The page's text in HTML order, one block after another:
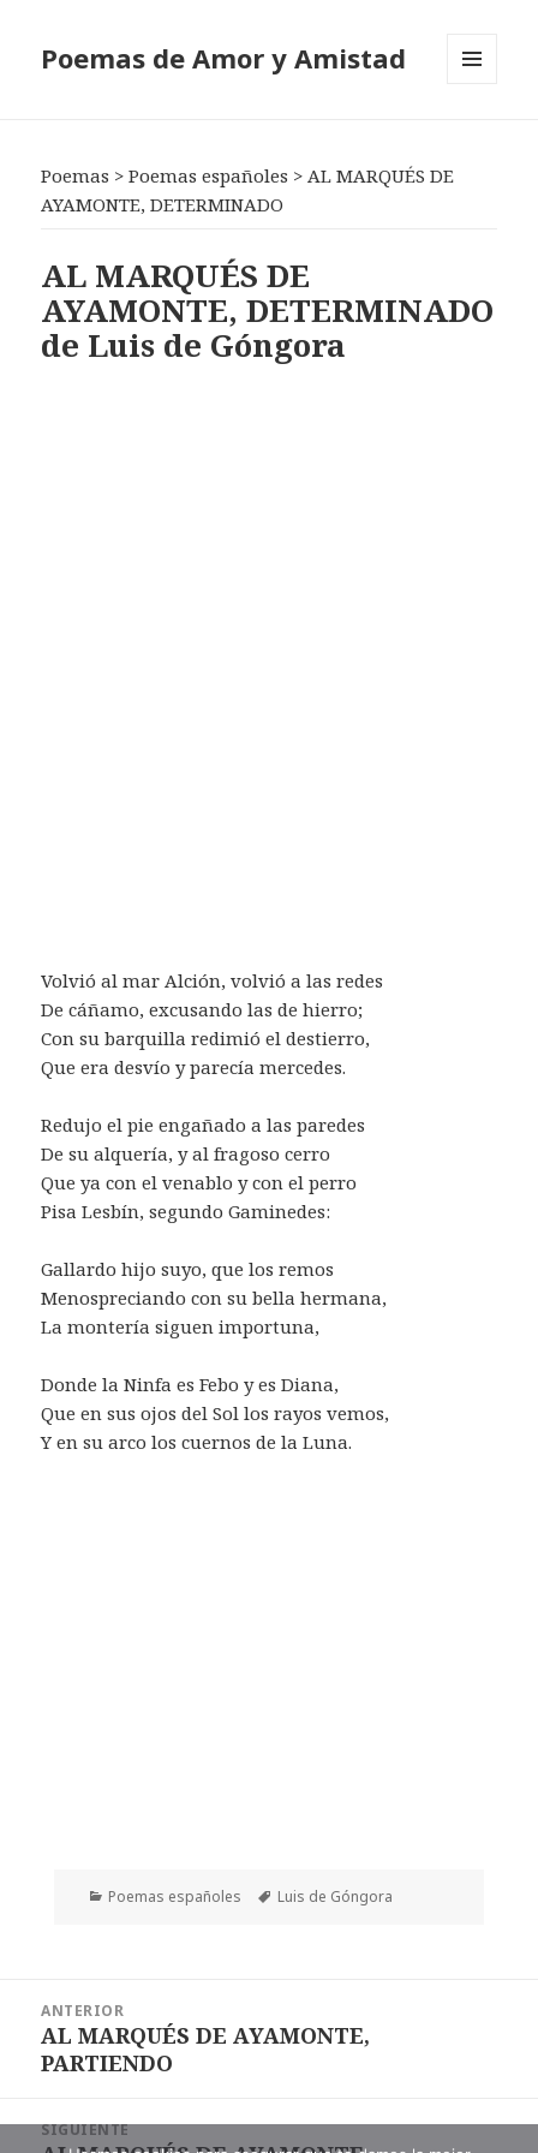
Poemas de Amor y Amistad
Poemas >Poemas españoles >AL MARQUÉS DE
AYAMONTE, DETERMINADO
AL MARQUÉS DE
AYAMONTE, DETERMINADO
de Luis de Góngora
Volvió al mar Alción, volvió a las redes
De cáñamo, excusando las de hierro;
Con su barquilla redimió el destierro,
Que era desvío y parecía mercedes.
Redujo el pie engañado a las paredes
De su alquería, y al fragoso cerro
Que ya con el venablo y con el perro
Pisa Lesbín, segundo Gaminedes:
Gallardo hijo suyo, que los remos
Menospreciando con su bella hermana,
La montería siguen importuna,
Donde la Ninfa es Febo y es Diana,
Que en sus ojos del Sol los rayos vemos,
Y en su arco los cuernos de la Luna.
Categorías
Poemas españoles Etiquetas
Luis de Góngora
entradas
ANTERIOR
Entrada
anterior:
AL MARQUÉS DE AYAMONTE,
PARTIENDO
SIGUIENTE